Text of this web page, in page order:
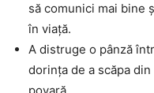
să comunici mai bine
în viață.
A distruge o pânză
dorința de a scăpa